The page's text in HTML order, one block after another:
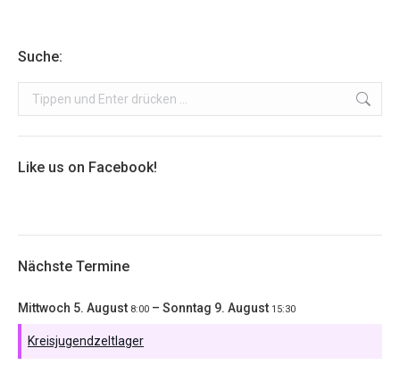
Suche:
Search:
Like us on Facebook!
Nächste Termine
Mittwoch 5. August 8:00 – Sonntag 9. August 15:30
Kreisjugendzeltlager